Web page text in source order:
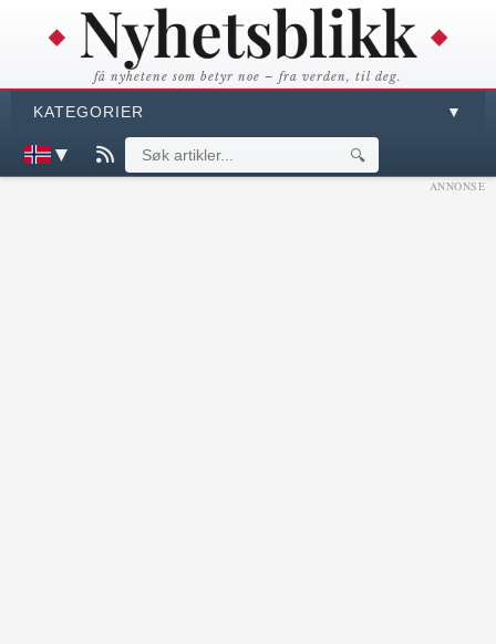
få nyhetene som betyr noe – fra verden, til deg.
KATEGORIER ▼
▼ 🔍
ANNONSE